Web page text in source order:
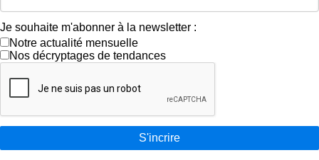
Je souhaite m'abonner à la newsletter :
Notre actualité mensuelle
Nos décryptages de tendances
S'incrire